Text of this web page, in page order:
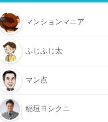
マンションマニア
ふじふじ太
マン点
稲垣ヨシクニ